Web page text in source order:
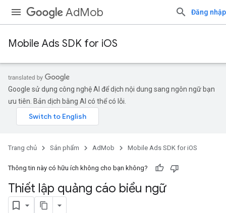
AdMob Đăng nhập
Mobile Ads SDK for iOS
Google sử dụng công nghệ AI để dịch nội dung sang ngôn ngữ bạn
ưu tiên. Bản dịch bằng AI có thể có lỗi.
Trang chủ Sản phẩm AdMob Mobile Ads SDK for iOS
Thông tin này có hữu ích không cho bạn không?
Thiết lập quảng cáo biểu ngữ